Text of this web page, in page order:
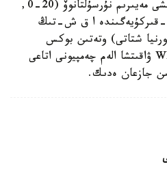
قازاقستاندىق كاسىپقوي بوكسشى مەيىرىم نۇرسۇلتانوۆ (20-0,
11 ك و) 2026 -جىلدىڭ 19-قىركۇيەگىندە ا ق ش-تىڭ
شتاتى) وتەتىن بوكس
كەشىندە ورتا سالماقتاعى WBC ۋاقىتشا الەم چەمپيونى اتاعى
جازعان ەدىك.